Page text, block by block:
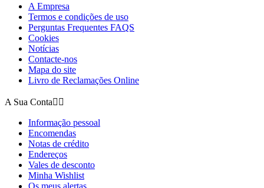
A Empresa
Termos e condições de uso
Perguntas Frequentes FAQS
Cookies
Notícias
Contacte-nos
Mapa do site
Livro de Reclamações Online
A Sua Conta 
Informação pessoal
Encomendas
Notas de crédito
Endereços
Vales de desconto
Minha Wishlist
Os meus alertas